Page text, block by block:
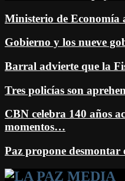
Ministerio de Economía
Gobierno y los nueve
Barral advierte que la
Tres policías son
CBN celebra 140 años
momentos…
Paz propone
Facebook
Twitter
Instagram
Youtube
Email
Twitch
Whatsapp